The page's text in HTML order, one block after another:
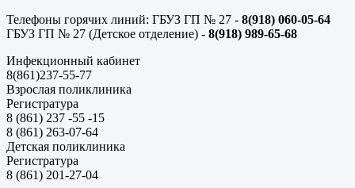
Телефоны горячих линий: ГБУЗ ГП № 27 - 8(918) 060-05-64
ГБУЗ ГП № 27 (Детское отделение) - 8(918) 989-65-68
Инфекционный кабинет
8(861)237-55-77
Взрослая поликлиника
Регистратура
8 (861) 237 -55 -15
8 (861) 263-07-64
Детская поликлиника
Регистратура
8 (861) 201-27-04